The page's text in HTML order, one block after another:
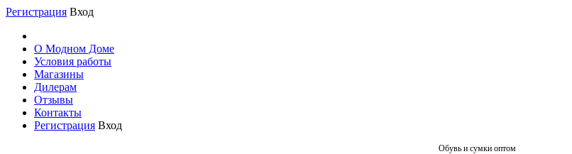
Регистрация Вход
О Модном Доме
Условия работы
Магазины
Дилерам
Отзывы
Контакты
Регистрация Вход
Обувь и сумки оптом